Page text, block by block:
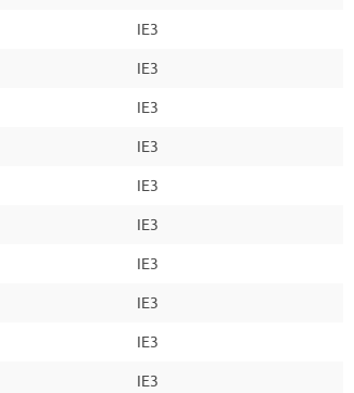
IE3
IE3
IE3
IE3
IE3
IE3
IE3
IE3
IE3
IE3